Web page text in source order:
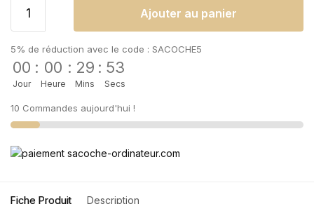
Ajouter au panier
5% de réduction avec le code : SACOCHE5
00
Jour
: 00
Heure
: 29
Mins
: 53
Secs
10 Commandes aujourd'hui !
Fiche Produit Description